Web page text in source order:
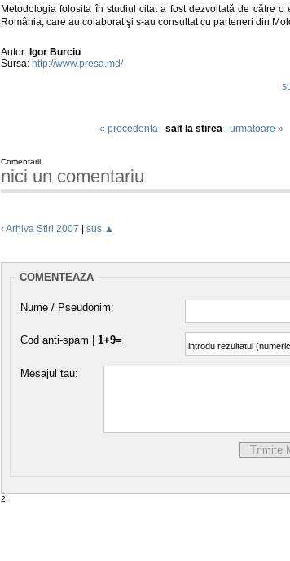
Metodologia folosita în studiul citat a fost dezvoltată de către o
România, care au colaborat şi s-au consultat cu parteneri din
Autor: Igor Burciu
Sursa: http://www.presa.md/
« precedenta salt la stirea urmatoare »
Comentarii:
nici un comentariu
‹ Arhiva Stiri 2007 sus ▲
COMENTEAZA
Nume / Pseudonim:
Cod anti-spam | 1+9=
Mesajul tau:
2